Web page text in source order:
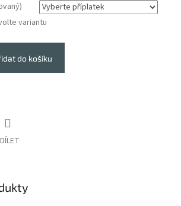
variantu
do košíku